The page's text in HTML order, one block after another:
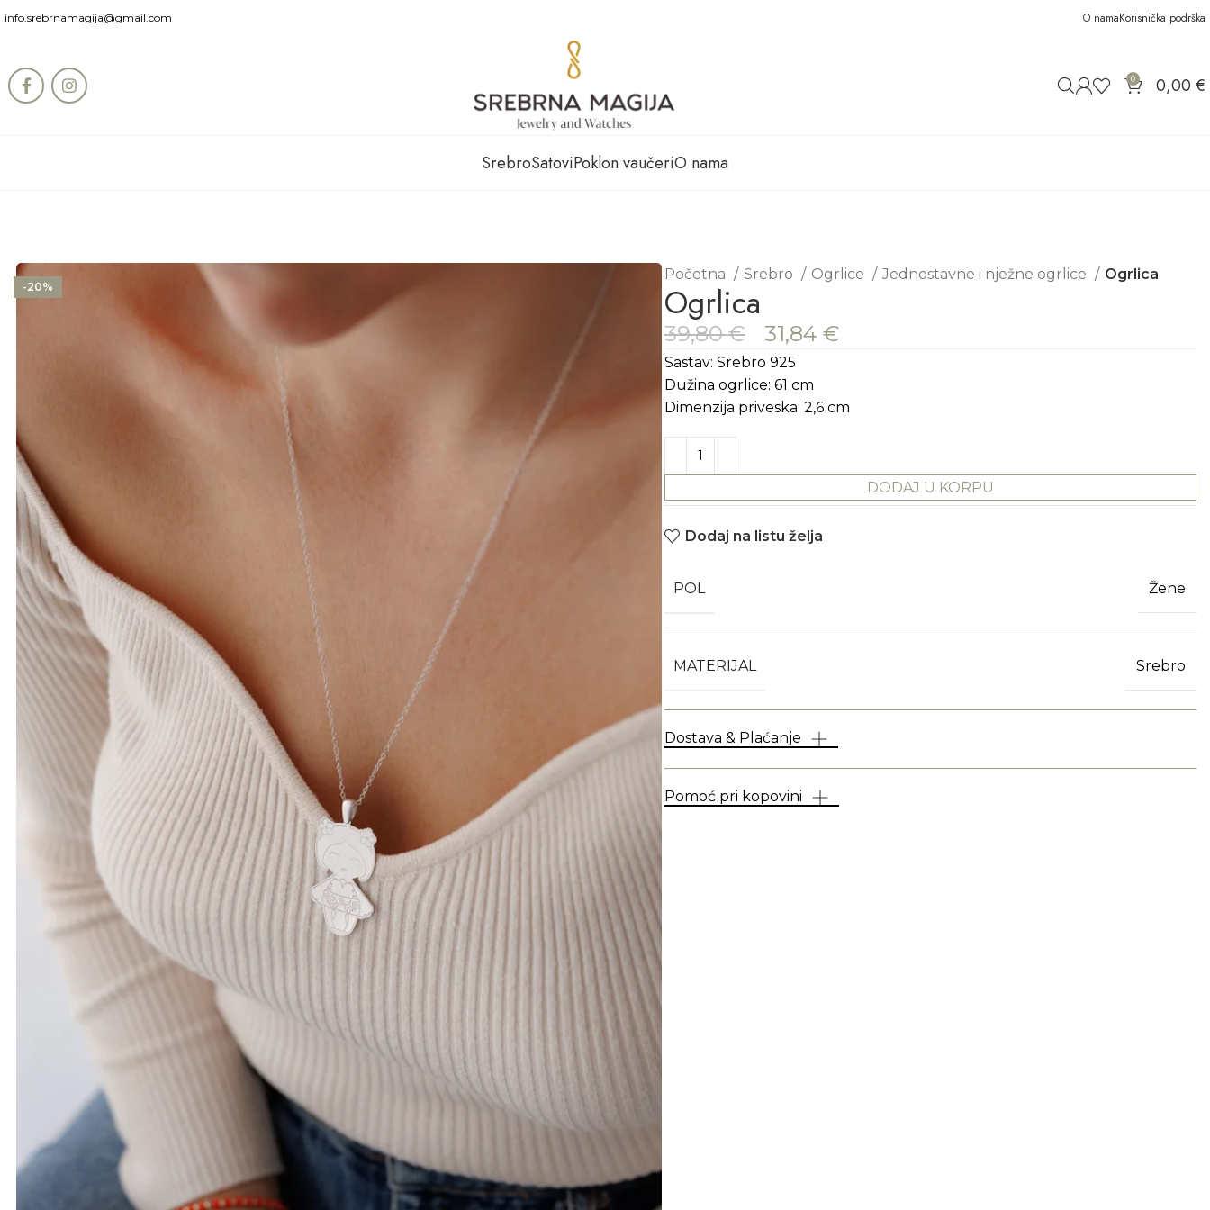
info.srebrnamagija@gmail.com O namaKorisnička podrška
0 0,00 €
SrebroSatoviPoklon vaučeriO nama
-20%
Početna Srebro Ogrlice Jednostavne i nježne ogrlice Ogrlica
Ogrlica
39,80€ 31,84 €
Sastav: Srebro 925
Dužina ogrlice: 61 cm
Dimenzija priveska: 2,6 cm
DODAJ U KORPU
Dodaj na listu želja
POL Žene
MATERIJAL Srebro
Dostava & Plaćanje
Pomoć pri kopovini